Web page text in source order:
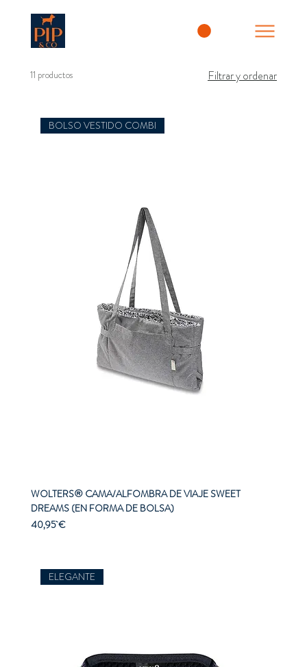
11 productos Filtrar y ordenar
BOLSO VESTIDO COMBI
WOLTERS® CAMA/ALFOMBRA DE VIAJE SWEET
DREAMS (EN FORMA DE BOLSA)
Precio
40,95 €
ELEGANTE